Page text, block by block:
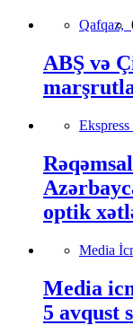
Qafqaz,
ABŞ və
optik
Media
Media
5 avqust